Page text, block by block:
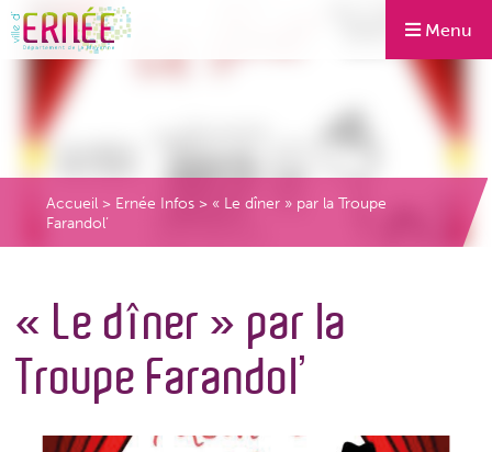
Menu
Accueil > Ernée Infos > « Le dîner » par la Troupe
Farandol’
« Le dîner » par la
Troupe Farandol’